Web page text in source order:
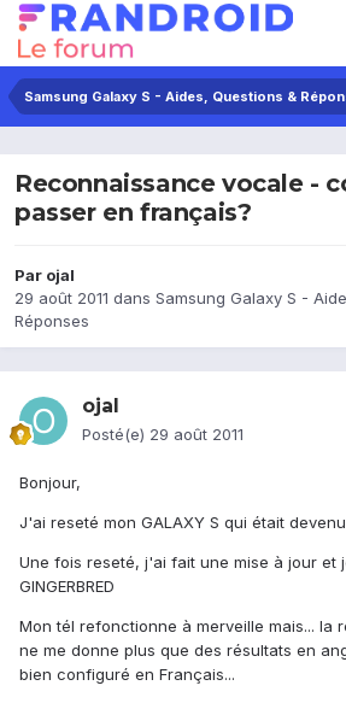
Samsung Galaxy S - Aides, Questions &
Reconnaissance vocale -
passer en français?
Par ojal
29 août 2011 dans Samsung Galaxy S -
Réponses
ojal
Posté(e) 29 août 2011
Bonjour,
J'ai reseté mon GALAXY S qui était
Une fois reseté, j'ai fait une mise à jour et
GINGERBRED
Mon tél refonctionne à merveille mais... la
ne me donne plus que des résultats en
bien configuré en Français...